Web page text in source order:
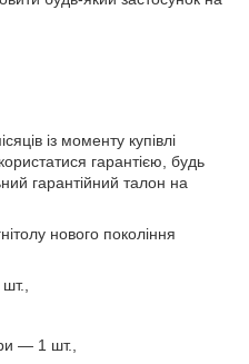
із моменту купівлі
гарантією, будь
гарантійний талон на
нового покоління
— 1 шт.,